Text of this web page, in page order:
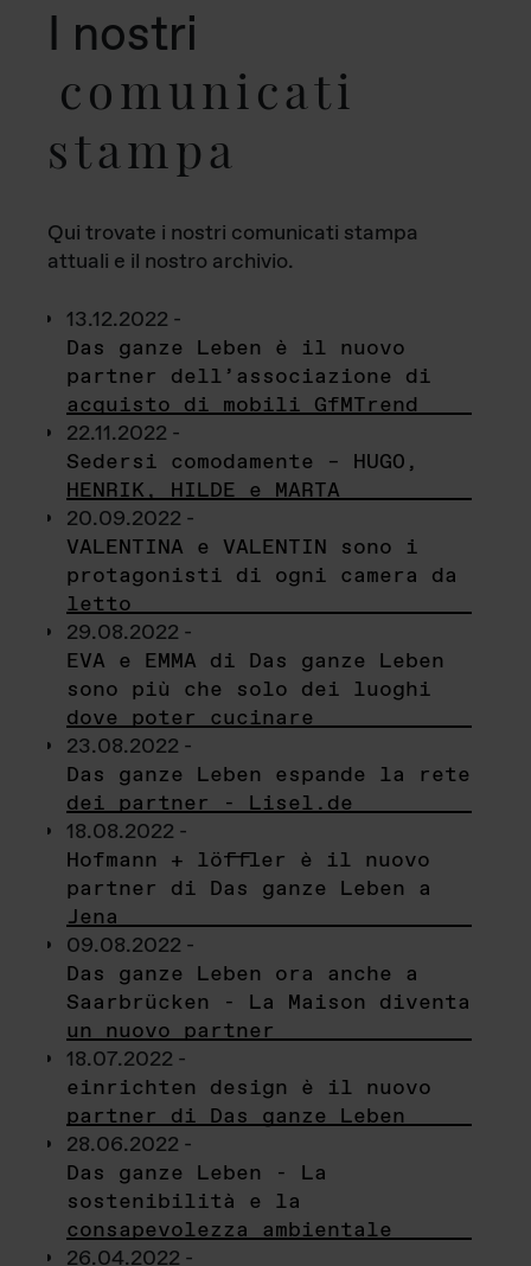
I nostri
comunicati
stampa
Qui trovate i nostri comunicati stampa
attuali e il nostro archivio.
13.12.2022 -
Das ganze Leben è il nuovo
partner dell’associazione di
acquisto di mobili GfMTrend
22.11.2022 -
Sedersi comodamente – HUGO,
HENRIK, HILDE e MARTA
20.09.2022 -
VALENTINA e VALENTIN sono i
protagonisti di ogni camera da
letto
29.08.2022 -
EVA e EMMA di Das ganze Leben
sono più che solo dei luoghi
dove poter cucinare
23.08.2022 -
Das ganze Leben espande la rete
dei partner - Lisel.de
18.08.2022 -
Hofmann + löffler è il nuovo
partner di Das ganze Leben a
Jena
09.08.2022 -
Das ganze Leben ora anche a
Saarbrücken - La Maison diventa
un nuovo partner
18.07.2022 -
einrichten design è il nuovo
partner di Das ganze Leben
28.06.2022 -
Das ganze Leben - La
sostenibilità e la
consapevolezza ambientale
26.04.2022 -